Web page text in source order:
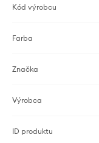
Kód výrobcu
Farba
Značka
Výrobca
ID produktu